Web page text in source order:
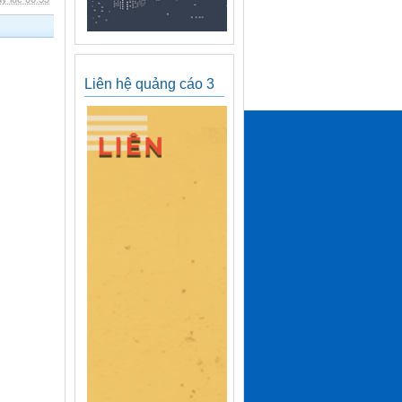
Liên hệ quảng cáo 3